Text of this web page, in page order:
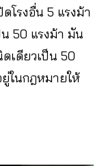
โรงอื่น 5 แรงม้า
50 แรงม้า มัน
เดียวเป็น 50
ในกฎหมายให้